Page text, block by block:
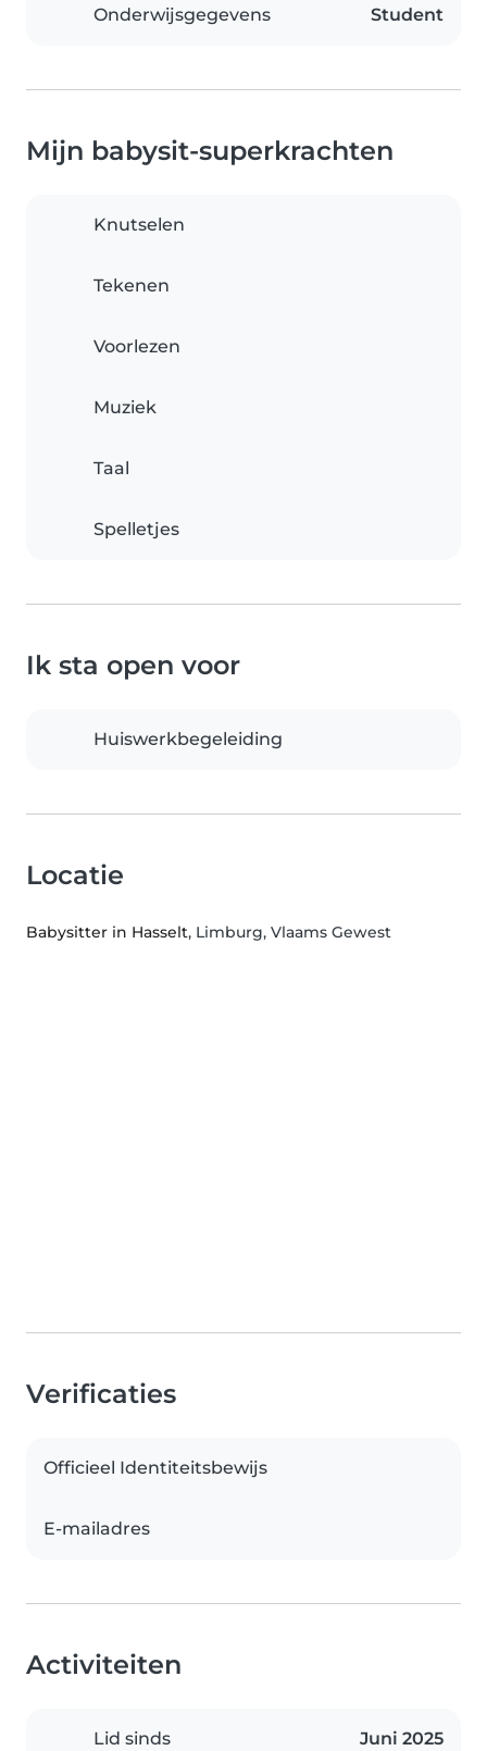
Onderwijsgegevens Student
Mijn babysit-superkrachten
Knutselen
Tekenen
Voorlezen
Muziek
Taal
Spelletjes
Ik sta open voor
Huiswerkbegeleiding
Locatie
Babysitter in Hasselt, Limburg, Vlaams Gewest
Verificaties
Officieel Identiteitsbewijs
E-mailadres
Activiteiten
Lid sinds Juni 2025